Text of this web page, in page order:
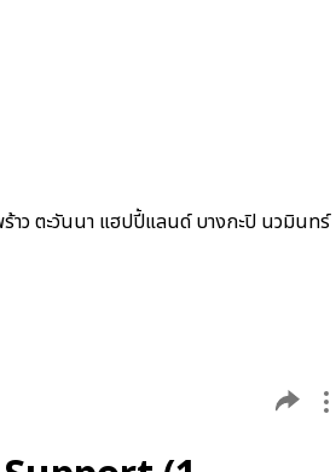
ร้าว ตะวันนา แฮปปี้แลนด์ บางกะปิ นวมินทร์